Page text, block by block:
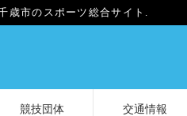
歳市のスポーツ総合サイト.
競技団体 交通情報